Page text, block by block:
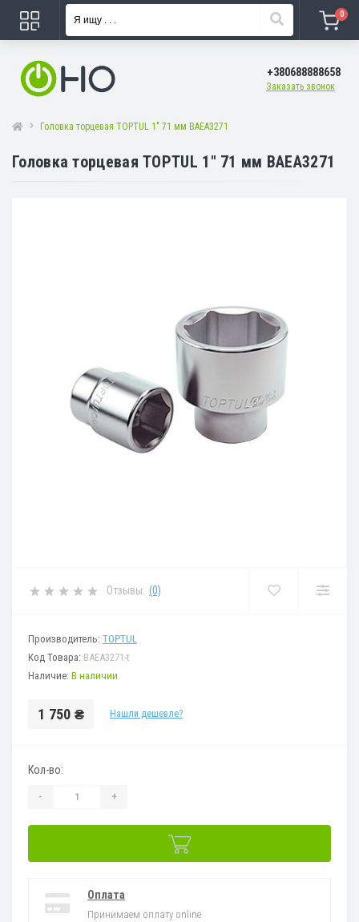
0
+380688888658
Заказать звонок
Головка торцевая TOPTUL 1" 71 мм BAEA3271
Головка торцевая TOPTUL 1" 71 мм BAEA3271
Отзывы: (0)
Производитель: TOPTUL
Код Товара: BAEA3271-t
Наличие: В наличии
1 750 ₴ Нашли дешевле?
Кол-во:
- +
Оплата
Принимаем оплату online